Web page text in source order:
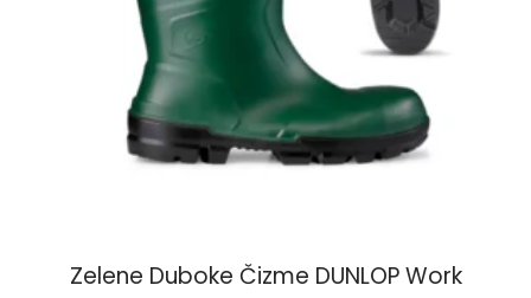
page
Zelene Duboke Čizme DUNLOP Work